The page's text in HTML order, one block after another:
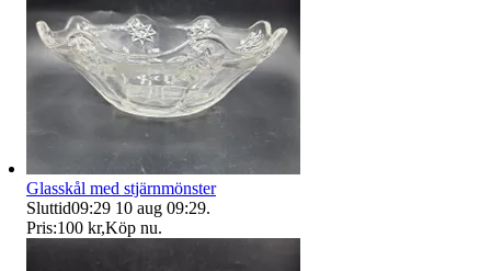
Glasskål med stjärnmönster
Sluttid09:29 10 aug 09:29.
Pris:100 kr,Köp nu.